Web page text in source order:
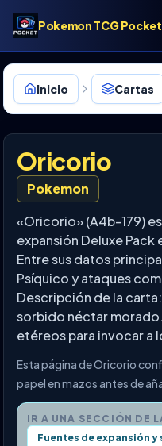
Pokemon TCG Pocket
Inicio Cartas
Oricorio
Pokemon
«Oricorio» (A4b-179)
expansión Deluxe
Entre sus datos
Psíquico y ataques
Descripción de la
sorbido néctar
etéreos para invocar a
Esta página de Oricorio
papel en mazos antes de
IR A UNA SECCIÓN DE
Fuentes de expansión y